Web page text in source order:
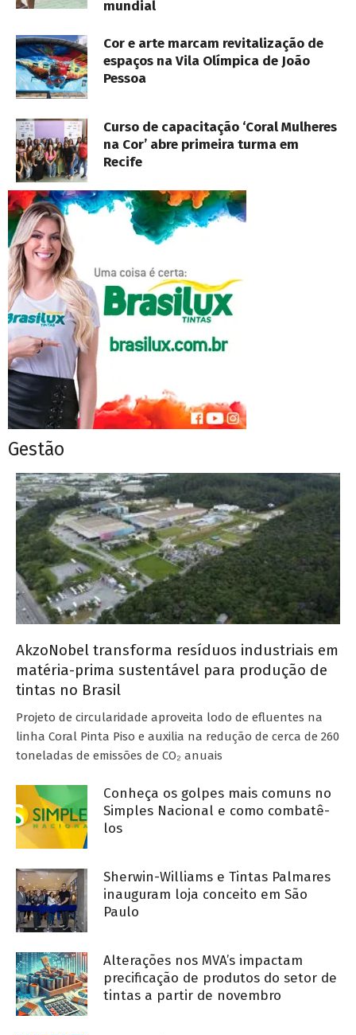
mundial
Cor e arte marcam revitalização de
espaços na Vila Olímpica de João
Pessoa
Curso de capacitação ‘Coral Mulheres
na Cor’ abre primeira turma em
Recife
Gestão
AkzoNobel transforma resíduos industriais em
matéria-prima sustentável para produção de
tintas no Brasil
Projeto de circularidade aproveita lodo de efluentes na
linha Coral Pinta Piso e auxilia na redução de cerca de 260
toneladas de emissões de CO₂ anuais
Conheça os golpes mais comuns no
Simples Nacional e como combatê-
los
Sherwin-Williams e Tintas Palmares
inauguram loja conceito em São
Paulo
Alterações nos MVA’s impactam
precificação de produtos do setor de
tintas a partir de novembro